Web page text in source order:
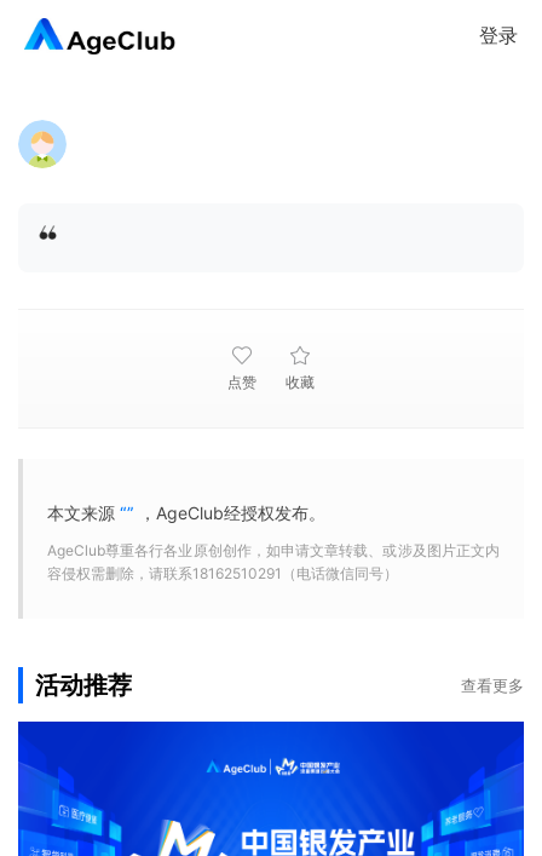
登录
点赞 收藏
本文来源 “” ，AgeClub经授权发布。
AgeClub尊重各行各业原创创作，如申请文章转载、或涉及图片正文内
容侵权需删除，请联系18162510291（电话微信同号）
活动推荐 查看更多